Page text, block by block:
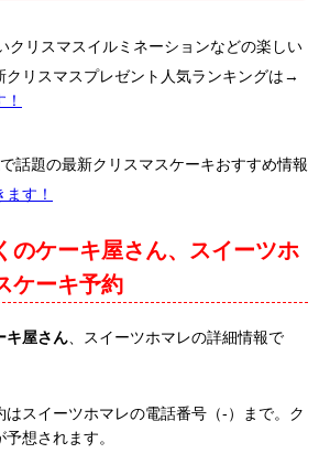
クリスマスイルミネーションなどの楽しい
クリスマスプレゼント人気ランキングは→
で話題の最新クリスマスケーキおすすめ情報
す！
のケーキ屋さん、スイーツホ
ケーキ予約
キ屋さん 、スイーツホマレの詳細情報で
はスイーツホマレの電話番号（-）まで。ク
想されます。